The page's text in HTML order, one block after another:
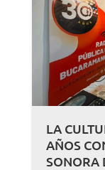
LA
AÑOS
SONORA